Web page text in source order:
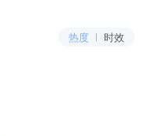
热度 时效